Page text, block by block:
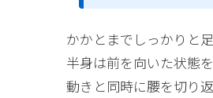
かかとまでしっかりと
半身は前を向いた状態
動きと同時に腰を切り